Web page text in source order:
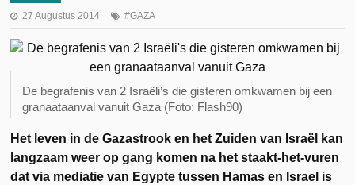
27 Augustus 2014 GAZA
De begrafenis van 2 Israëli’s die gisteren omkwamen bij een
granaataanval vanuit Gaza (Foto: Flash90)
Het leven in de Gazastrook en het Zuiden van Israël kan
langzaam weer op gang komen na het staakt-het-vuren
dat via mediatie van Egypte tussen Hamas en Israel is